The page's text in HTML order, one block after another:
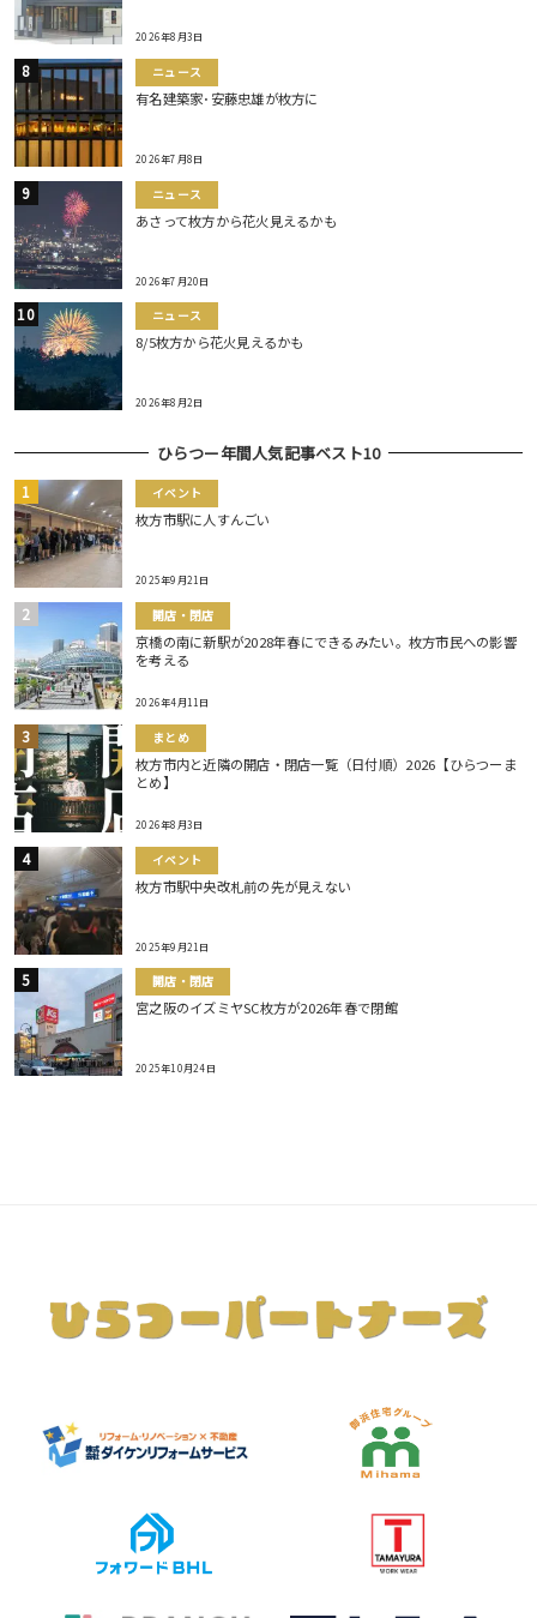
2026年8月3日
ニュース
有名建築家･安藤忠雄が枚方に
2026年7月8日
ニュース
あさって枚方から花火見えるかも
2026年7月20日
ニュース
8/5枚方から花火見えるかも
2026年8月2日
ひらつー年間人気記事ベスト10
イベント
枚方市駅に人すんごい
2025年9月21日
開店・閉店
京橋の南に新駅が2028年春にできるみたい。枚方市民への影響
を考える
2026年4月11日
まとめ
枚方市内と近隣の開店・閉店一覧（日付順）2026【ひらつーま
とめ】
2026年8月3日
イベント
枚方市駅中央改札前の先が見えない
2025年9月21日
開店・閉店
宮之阪のイズミヤSC枚方が2026年春で閉館
2025年10月24日